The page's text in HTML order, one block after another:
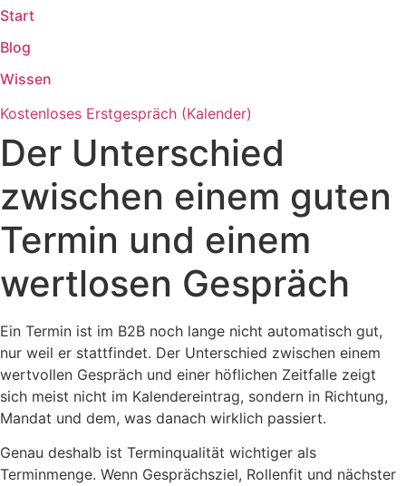
Zum
Inhalt
springen
Start
Blog
Wissen
Kostenloses Erstgespräch (Kalender)
Der Unterschied
zwischen einem guten
Termin und einem
wertlosen Gespräch
Ein Termin ist im B2B noch lange nicht automatisch gut,
nur weil er stattfindet. Der Unterschied zwischen einem
wertvollen Gespräch und einer höflichen Zeitfalle zeigt
sich meist nicht im Kalendereintrag, sondern in Richtung,
Mandat und dem, was danach wirklich passiert.
Genau deshalb ist Terminqualität wichtiger als
Terminmenge. Wenn Gesprächsziel, Rollenfit und nächster